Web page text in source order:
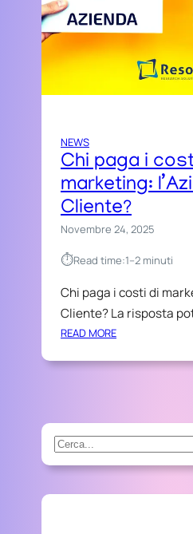
NEWS
Chi paga i
marketing:
Cliente?
Novembre 24, 2025
⏱︎Read time:1–2 minuti
Chi paga i costi di
Cliente? La risposta
READ MORE:
H
A
G
A
I
S
e